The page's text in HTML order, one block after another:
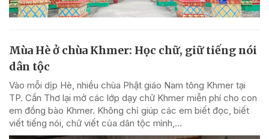
Mùa Hè ở chùa Khmer: Học chữ, giữ tiếng nói
dân tộc
Vào mỗi dịp Hè, nhiều chùa Phật giáo Nam tông Khmer tại
TP. Cần Thơ lại mở các lớp dạy chữ Khmer miễn phí cho con
em đồng bào Khmer. Không chỉ giúp các em biết đọc, biết
viết tiếng nói, chữ viết của dân tộc mình,...